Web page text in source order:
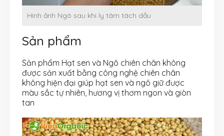
Hình ảnh Ngô sau khi ly tâm tách dầu
Sản phẩm
Sản phẩm Hạt sen và Ngô chiên chân không
được sản xuất bằng công nghệ chiên chân
không hiện đại giúp hạt sen và ngô giữ được
màu sắc tự nhiên, hương vị thơm ngon và giòn
tan